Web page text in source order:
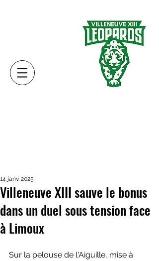
Villeneuve XIII sauve le bonus
dans un duel sous tension face
à Limoux
14 janv. 2025
Sur la pelouse de l'Aiguille, mise à